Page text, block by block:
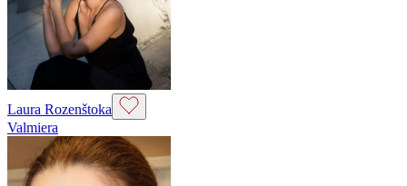
Laura Rozenštoka
Valmiera